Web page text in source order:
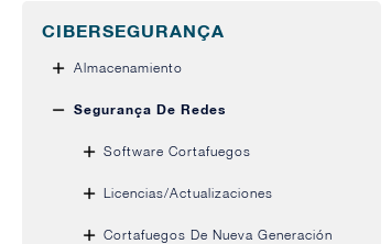
CIBERSEGURANÇA
Almacenamiento
Segurança De Redes
Software Cortafuegos
Licencias/Actualizaciones
Cortafuegos De Nueva Generación